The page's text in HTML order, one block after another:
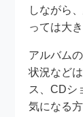
しながら
っては大
アルバム
状況など
ス、CDシ
気になる